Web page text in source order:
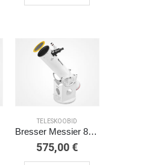
,LEIUNURK / VARIOUS / SALE
TELESKOOBID
Bresser Messier 8” Dobson
575,00 €